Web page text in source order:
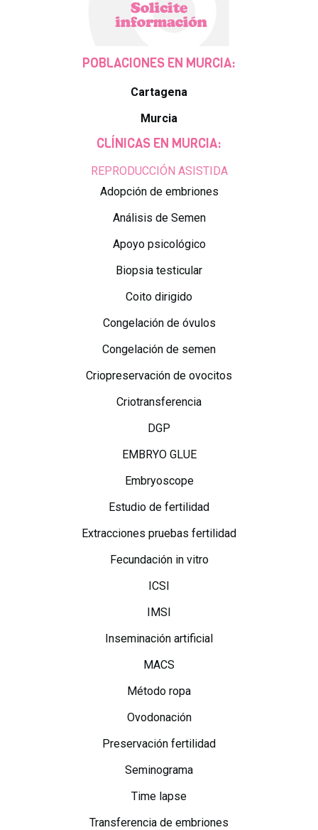
POBLACIONES EN MURCIA:
Cartagena
Murcia
CLÍNICAS EN MURCIA:
REPRODUCCIÓN ASISTIDA
Adopción de embriones
Análisis de Semen
Apoyo psicológico
Biopsia testicular
Coito dirigido
Congelación de óvulos
Congelación de semen
Criopreservación de ovocitos
Criotransferencia
DGP
EMBRYO GLUE
Embryoscope
Estudio de fertilidad
Extracciones pruebas fertilidad
Fecundación in vitro
ICSI
IMSI
Inseminación artificial
MACS
Método ropa
Ovodonación
Preservación fertilidad
Seminograma
Time lapse
Transferencia de embriones